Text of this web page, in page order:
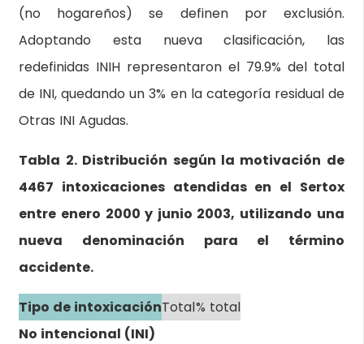
(no hogareños) se definen por exclusión.
Adoptando esta nueva clasificación, las
redefinidas INIH representaron el 79.9% del total
de INI, quedando un 3% en la categoría residual de
Otras INI Agudas.
Tabla 2. Distribución según la motivación de
4467 intoxicaciones atendidas en el Sertox
entre enero 2000 y junio 2003, utilizando una
nueva denominación para el término
accidente.
Tipo de intoxicaciónTotal% total
No intencional (INI)